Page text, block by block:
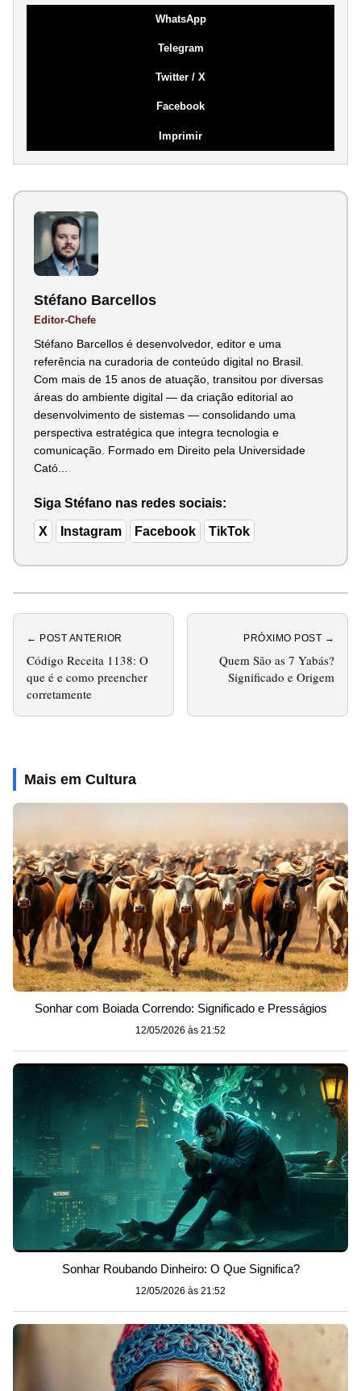
WhatsApp
Telegram
Twitter / X
Facebook
Imprimir
Stéfano Barcellos
Editor-Chefe
Stéfano Barcellos é desenvolvedor, editor e uma
referência na curadoria de conteúdo digital no Brasil.
Com mais de 15 anos de atuação, transitou por diversas
áreas do ambiente digital — da criação editorial ao
desenvolvimento de sistemas — consolidando uma
perspectiva estratégica que integra tecnologia e
comunicação. Formado em Direito pela Universidade
Cató...
Siga Stéfano nas redes sociais:
X Instagram Facebook TikTok
← POST ANTERIOR
Código Receita 1138: O
que é e como preencher
corretamente
PRÓXIMO POST →
Quem São as 7 Yabás?
Significado e Origem
Mais em Cultura
Sonhar com Boiada Correndo: Significado e Presságios
12/05/2026 às 21:52
Sonhar Roubando Dinheiro: O Que Significa?
12/05/2026 às 21:52